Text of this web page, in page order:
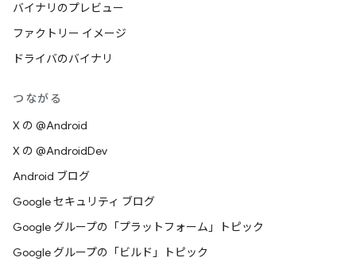
バイナリのプレビュー
ファクトリー イメージ
ドライバのバイナリ
つながる
X の @Android
X の @AndroidDev
Android ブログ
Google セキュリティ ブログ
Google グループの「プラットフォーム」トピック
Google グループの「ビルド」トピック